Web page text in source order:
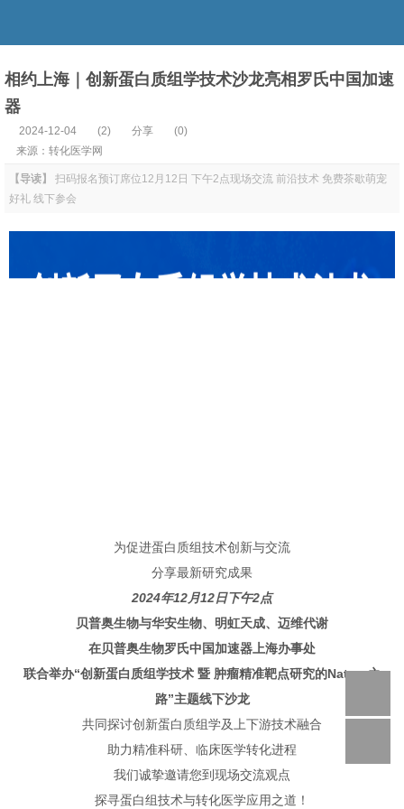
相约上海｜创新蛋白质组学技术沙龙亮相罗氏中国加速
器
2024-12-04 (2) 分享
(0)
来源：转化医学网
【导读】
扫码报名预订席位12月12日 下午2点现场交流 前沿技术 免费茶歇萌宠
好礼 线下参会
为促进蛋白质组技术创新与交流
分享最新研究成果
2024年12月12日下午2点
贝普奥生物与华安生物、明虹天成、迈维代谢
在贝普奥生物罗氏中国加速器上海办事处
联合举办“创新蛋白质组学技术 暨 肿瘤精准靶点研究的Nature之
路”主题线下沙龙
共同探讨创新蛋白质组学及上下游技术融合
助力精准科研、临床医学转化进程
我们诚挚邀请您到现场交流观点
探寻蛋白组技术与转化医学应用之道！